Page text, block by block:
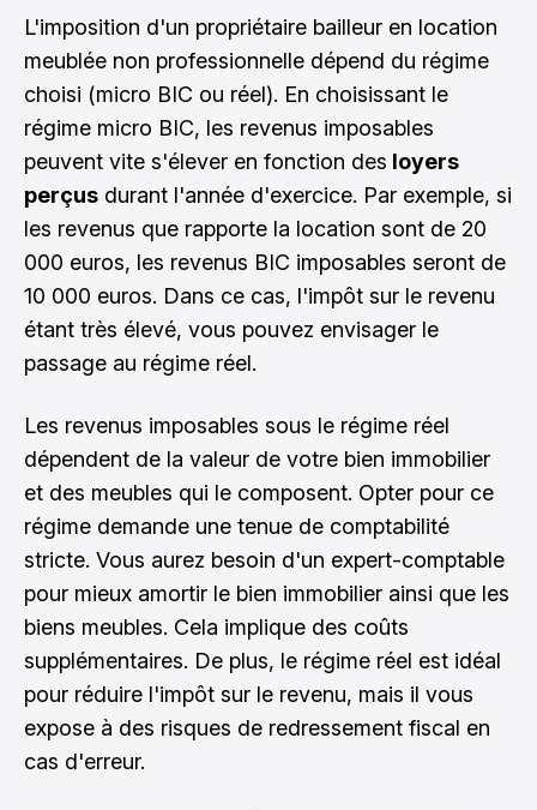
L'imposition d'un propriétaire bailleur en location
meublée non professionnelle dépend du régime
choisi (micro BIC ou réel). En choisissant le
régime micro BIC, les revenus imposables
peuvent vite s'élever en fonction des loyers
perçus durant l'année d'exercice. Par exemple, si
les revenus que rapporte la location sont de 20
000 euros, les revenus BIC imposables seront de
10 000 euros. Dans ce cas, l'impôt sur le revenu
étant très élevé, vous pouvez envisager le
passage au régime réel.
Les revenus imposables sous le régime réel
dépendent de la valeur de votre bien immobilier
et des meubles qui le composent. Opter pour ce
régime demande une tenue de comptabilité
stricte. Vous aurez besoin d'un expert-comptable
pour mieux amortir le bien immobilier ainsi que les
biens meubles. Cela implique des coûts
supplémentaires. De plus, le régime réel est idéal
pour réduire l'impôt sur le revenu, mais il vous
expose à des risques de redressement fiscal en
cas d'erreur.